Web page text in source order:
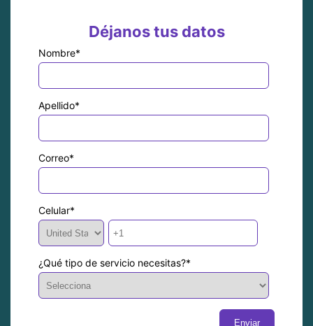
Déjanos tus datos
Nombre*
Apellido*
Correo*
Celular*
¿Qué tipo de servicio necesitas?*